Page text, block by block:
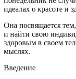
идеалах о красоте и
Она посвящается тем,
и найти свою
здоровым в своем
мыслях.
Введение